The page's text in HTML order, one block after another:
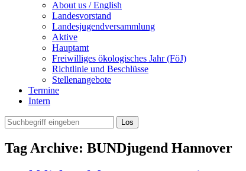
About us / English
Landesvorstand
Landesjugendversammlung
Aktive
Hauptamt
Freiwilliges ökologisches Jahr (FöJ)
Richtlinie und Beschlüsse
Stellenangebote
Termine
Intern
Tag Archive: BUNDjugend Hannover